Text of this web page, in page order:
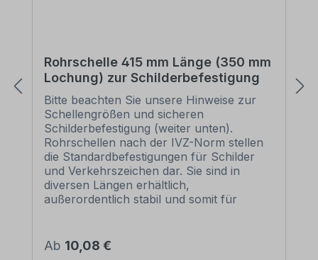
Rohrschelle 415 mm Länge (350 mm
Lochung) zur Schilderbefestigung
Bitte beachten Sie unsere Hinweise zur
Schellengrößen und sicheren
Schilderbefestigung (weiter unten).
Rohrschellen nach der IVZ-Norm stellen
die Standardbefestigungen für Schilder
und Verkehrszeichen dar. Sie sind in
diversen Längen erhältlich,
außerordentlich stabil und somit für
eine sichere Befestigung von Schildern mit
einer Höhe über 200 mm werden zwei
Regulärer Preis:
Ab 10,08 €